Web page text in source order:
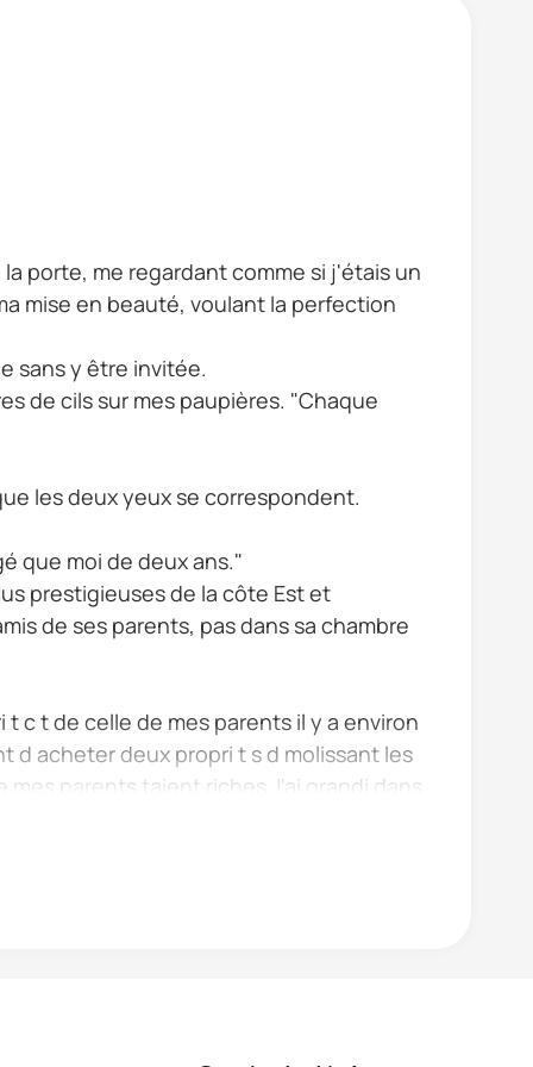
porte, me regardant comme si j'étais un
mise en beauté, voulant la perfection
sans y être invitée.
de cils sur mes paupières. "Chaque
les deux yeux se correspondent.
que moi de deux ans."
prestigieuses de la côte Est et
de ses parents, pas dans sa chambre
c t de celle de mes parents il y a environ
d acheter deux propri t s d molissant les
mes parents taient riches J'ai grandi dans